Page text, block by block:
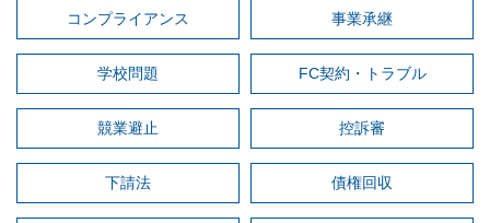
コンプライアンス 事業承継
学校問題 FC契約・トラブル
競業避止 控訴審
下請法 債権回収